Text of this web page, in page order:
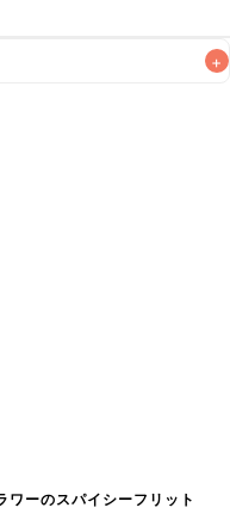
+
なるべくお早めにお召
ワーのスパイシーフリット